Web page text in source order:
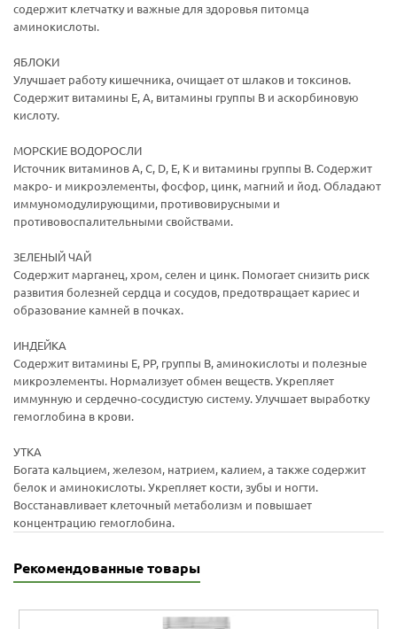
содержит клетчатку и важные для здоровья питомца
аминокислоты.
ЯБЛОКИ
Улучшает работу кишечника, очищает от шлаков и токсинов.
Содержит витамины E, A, витамины группы B и аскорбиновую
кислоту.
МОРСКИЕ ВОДОРОСЛИ
Источник витаминов А, С, D, E, K и витамины группы B. Содержит
макро- и микроэлементы, фосфор, цинк, магний и йод. Обладают
иммуномодулирующими, противовирусными и
противовоспалительными свойствами.
ЗЕЛЕНЫЙ ЧАЙ
Содержит марганец, хром, селен и цинк. Помогает снизить риск
развития болезней сердца и сосудов, предотвращает кариес и
образование камней в почках.
ИНДЕЙКА
Содержит витамины E, PP, группы B, аминокислоты и полезные
микроэлементы. Нормализует обмен веществ. Укрепляет
иммунную и сердечно-сосудистую систему. Улучшает выработку
гемоглобина в крови.
УТКА
Богата кальцием, железом, натрием, калием, а также содержит
белок и аминокислоты. Укрепляет кости, зубы и ногти.
Восстанавливает клеточный метаболизм и повышает
концентрацию гемоглобина.
Рекомендованные товары